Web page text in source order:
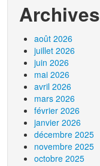
Archives
août 2026
juillet 2026
juin 2026
mai 2026
avril 2026
mars 2026
février 2026
janvier 2026
décembre 2025
novembre 2025
octobre 2025